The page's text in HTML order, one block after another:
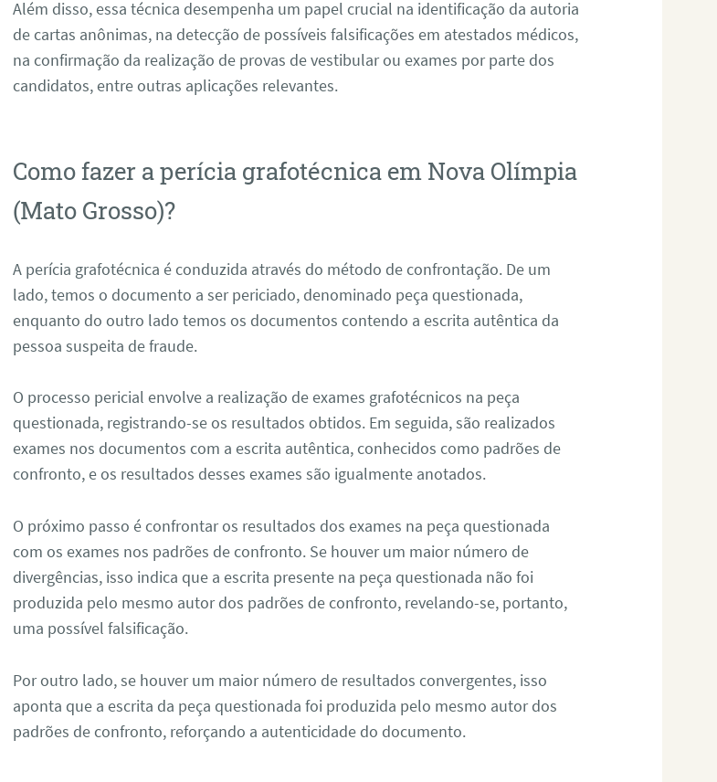
Além disso, essa técnica desempenha um papel crucial na identificação da autoria
de cartas anônimas, na detecção de possíveis falsificações em atestados médicos,
na confirmação da realização de provas de vestibular ou exames por parte dos
candidatos, entre outras aplicações relevantes.
Como fazer a perícia grafotécnica em Nova Olímpia
(Mato Grosso)?
A perícia grafotécnica é conduzida através do método de confrontação. De um
lado, temos o documento a ser periciado, denominado peça questionada,
enquanto do outro lado temos os documentos contendo a escrita autêntica da
pessoa suspeita de fraude.
O processo pericial envolve a realização de exames grafotécnicos na peça
questionada, registrando-se os resultados obtidos. Em seguida, são realizados
exames nos documentos com a escrita autêntica, conhecidos como padrões de
confronto, e os resultados desses exames são igualmente anotados.
O próximo passo é confrontar os resultados dos exames na peça questionada
com os exames nos padrões de confronto. Se houver um maior número de
divergências, isso indica que a escrita presente na peça questionada não foi
produzida pelo mesmo autor dos padrões de confronto, revelando-se, portanto,
uma possível falsificação.
Por outro lado, se houver um maior número de resultados convergentes, isso
aponta que a escrita da peça questionada foi produzida pelo mesmo autor dos
padrões de confronto, reforçando a autenticidade do documento.